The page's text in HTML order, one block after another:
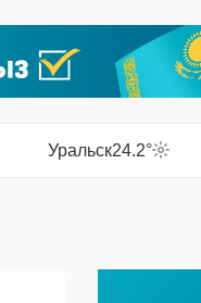
Уральск24.2°